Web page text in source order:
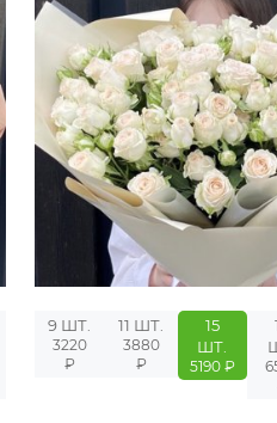
9 ШТ.
3220
₽
11 ШТ.
3880
₽
15
ШТ.
5190 ₽